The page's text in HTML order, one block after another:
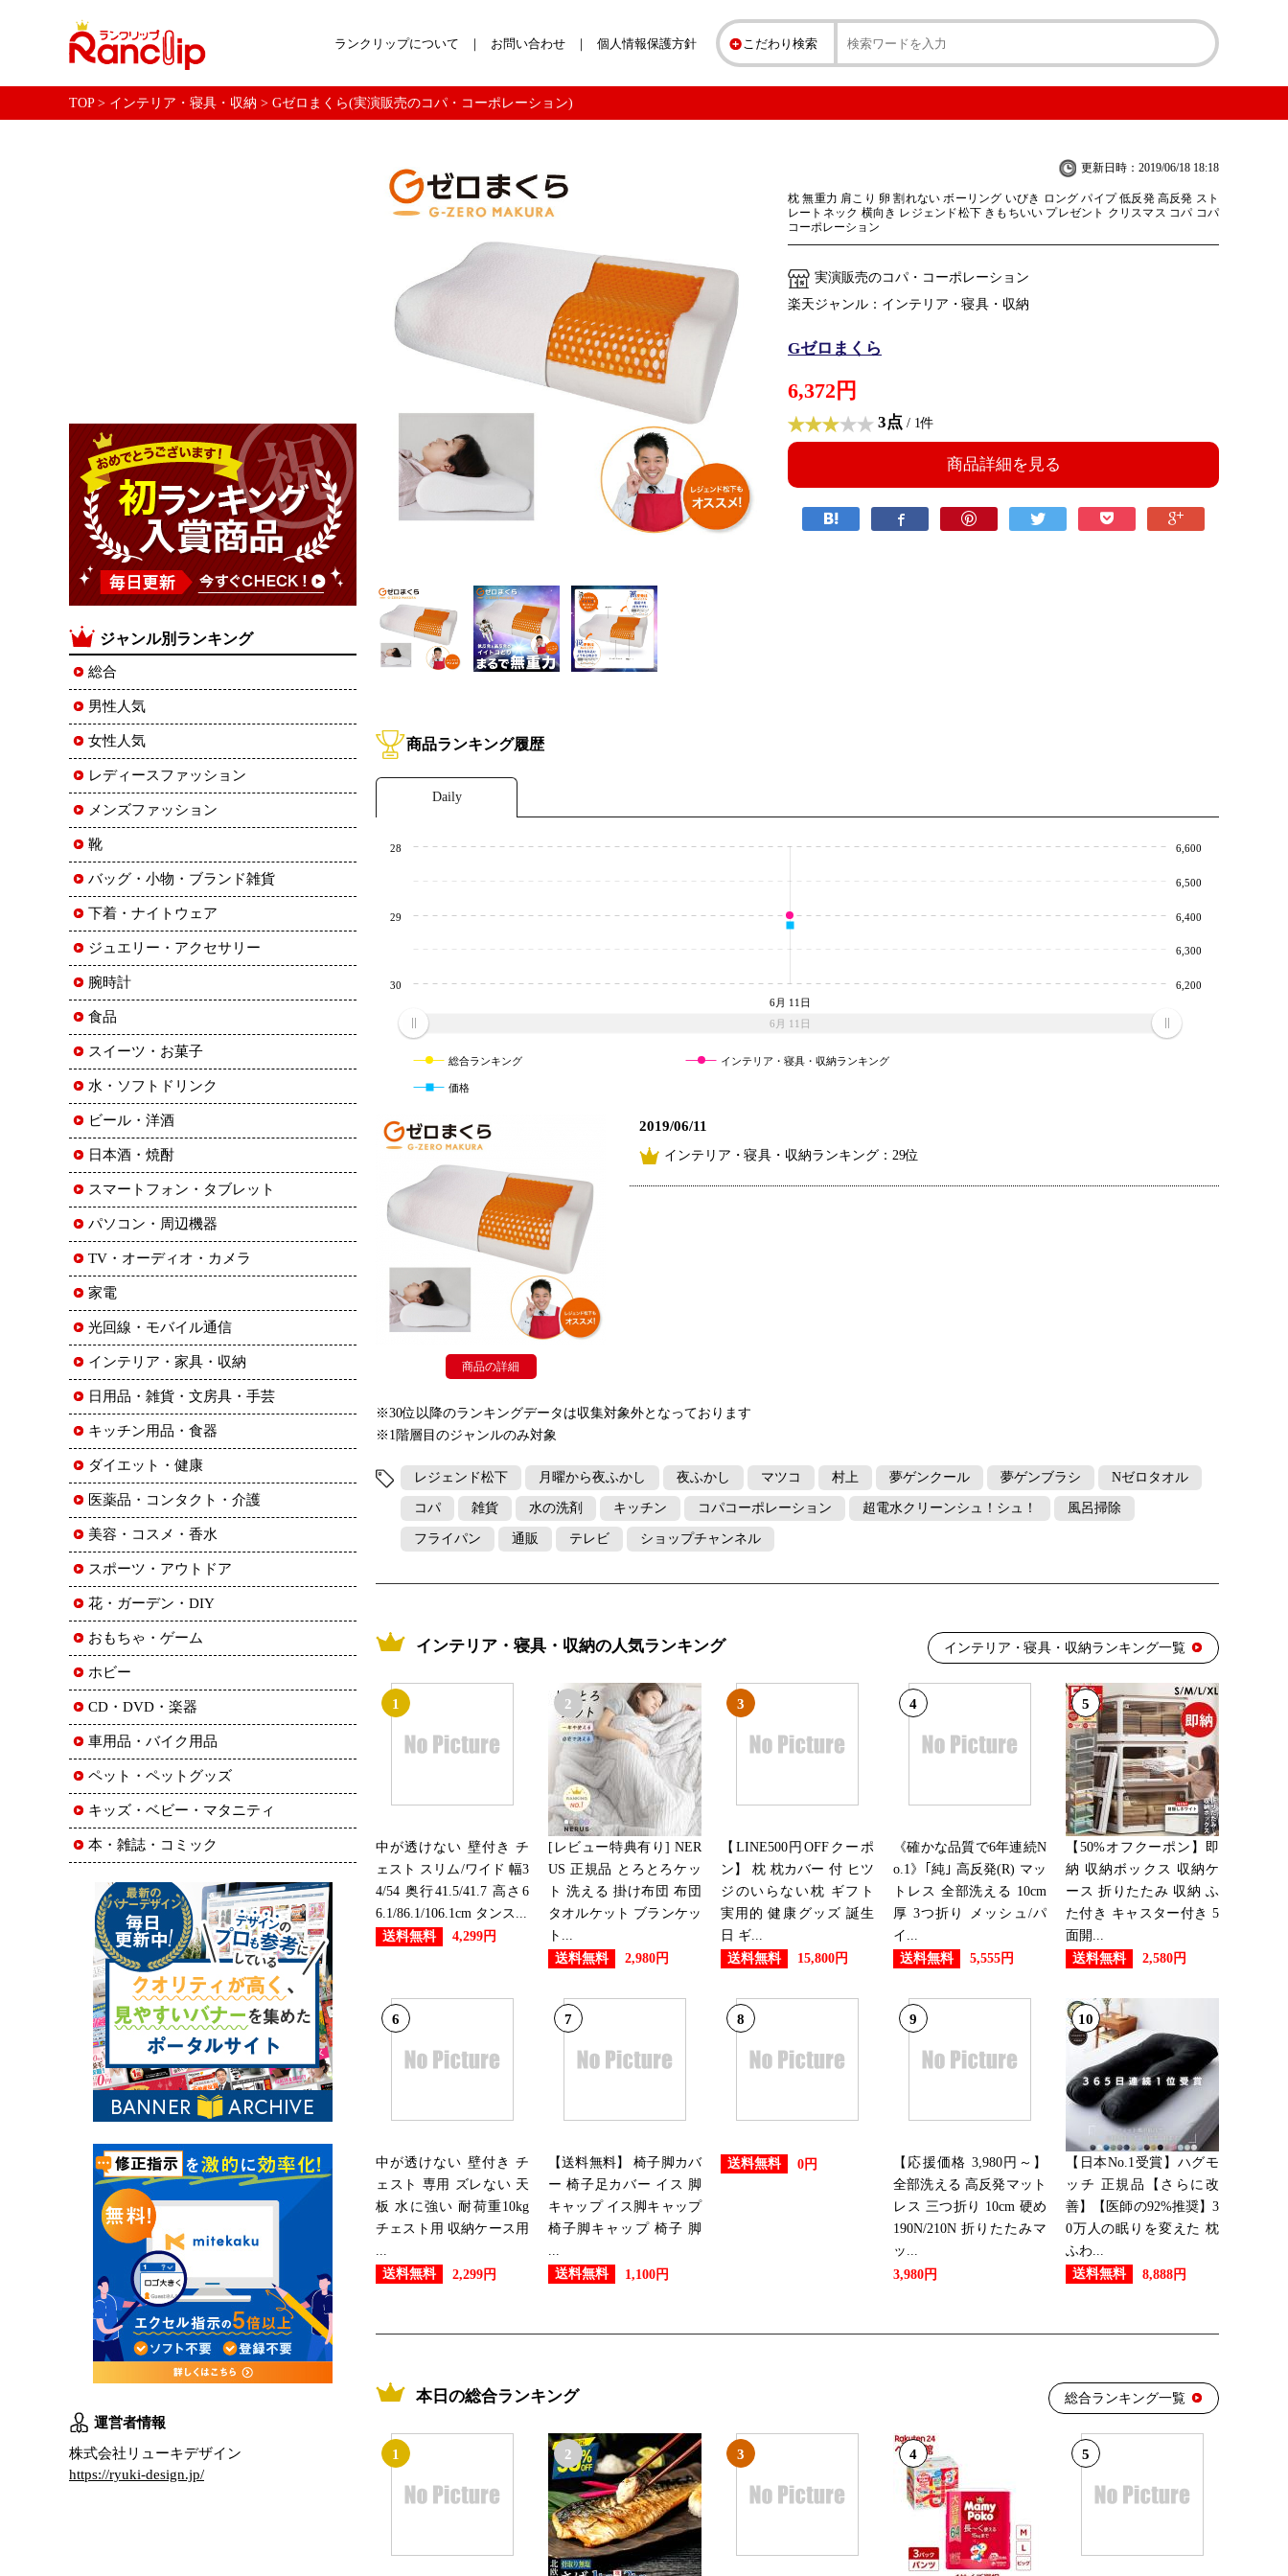
こだわり検索
ランクリップについて お問い合わせ 個人情報保護方針
TOP> インテリア・寝具・収納 > Gゼロまくら(実演販売のコパ・コーポレーション)
更新日時：2019/06/18 18:18
枕 無重力 肩こり 卵 割れない ボーリング いびき ロング パイプ 低反発 高反発 スト
レートネック 横向き レジェンド松下 きもちいい プレゼント クリスマス コパ コパ
コーポレーション
実演販売のコパ・コーポレーション
楽天ジャンル：インテリア・寝具・収納
Gゼロまくら
6,372円
3点 / 1件
商品詳細を見る
商品ランキング履歴
Daily
6月 11日
6月 11日
28
29
30 6,200
6,300
6,400
6,500
6,600
総合ランキング インテリア・寝具・収納ランキング
価格
2019/06/11
インテリア・寝具・収納ランキング：29位
商品の詳細
※30位以降のランキングデータは収集対象外となっております
※1階層目のジャンルのみ対象
レジェンド松下 月曜から夜ふかし 夜ふかし マツコ 村上 夢ゲンクール 夢ゲンブラシ Nゼロタオル
コパ 雑貨 水の洗剤 キッチン コパコーポレーション 超電水クリーンシュ！シュ！ 風呂掃除
フライパン 通販 テレビ ショップチャンネル
インテリア・寝具・収納の人気ランキング インテリア・寝具・収納ランキング一覧
1
中が透けない 壁付き チ
ェスト スリム/ワイド 幅3
4/54 奥行41.5/41.7 高さ6
6.1/86.1/106.1cm タンス...
送料無料
4,299円
2
[レビュー特典有り] NER
US 正規品 とろとろケッ
ト 洗える 掛け布団 布団
タオルケット ブランケッ
ト...
送料無料
2,980円
3
【LINE500円OFFクーポ
ン】 枕 枕カバー 付 ヒツ
ジのいらない枕 ギフト
実用的 健康グッズ 誕生
日 ギ...
送料無料
15,800円
4
《確かな品質で6年連続N
o.1》｢純｣ 高反発(R) マッ
トレス 全部洗える 10cm
厚 3つ折り メッシュ/パ
イ...
送料無料
5,555円
5
【50%オフクーポン】即
納 収納ボックス 収納ケ
ース 折りたたみ 収納 ふ
た付き キャスター付き 5
面開...
送料無料
2,580円
6
中が透けない 壁付き チ
ェスト 専用 ズレない 天
板 水に強い 耐荷重10kg
チェスト用 収納ケース用
...
送料無料
2,299円
7
【送料無料】 椅子脚カバ
ー 椅子足カバー イス 脚
キャップ イス脚キャップ
椅子脚キャップ 椅子 脚
...
送料無料
1,100円
8
送料無料 0円
9
【応援価格 3,980円～】
全部洗える 高反発マット
レス 三つ折り 10cm 硬め
190N/210N 折りたたみマ
ッ...
3,980円
10
【日本No.1受賞】ハグモ
ッチ 正規品【さらに改
善】【医師の92%推奨】3
0万人の眠りを変えた 枕
ふわ...
送料無料
8,888円
本日の総合ランキング 総合ランキング一覧
1 2 3 4 5
ジャンル別ランキング
総合
男性人気
女性人気
レディースファッション
メンズファッション
靴
バッグ・小物・ブランド雑貨
下着・ナイトウェア
ジュエリー・アクセサリー
腕時計
食品
スイーツ・お菓子
水・ソフトドリンク
ビール・洋酒
日本酒・焼酎
スマートフォン・タブレット
パソコン・周辺機器
TV・オーディオ・カメラ
家電
光回線・モバイル通信
インテリア・家具・収納
日用品・雑貨・文房具・手芸
キッチン用品・食器
ダイエット・健康
医薬品・コンタクト・介護
美容・コスメ・香水
スポーツ・アウトドア
花・ガーデン・DIY
おもちゃ・ゲーム
ホビー
CD・DVD・楽器
車用品・バイク用品
ペット・ペットグッズ
キッズ・ベビー・マタニティ
本・雑誌・コミック
運営者情報
株式会社リューキデザイン
https://ryuki-design.jp/